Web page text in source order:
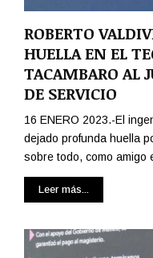
ROBERTO
HUELLA EN EL
TACAMBARO AL
DE SERVICIO
16 ENERO 2023.-El
dejado profunda huella
sobre todo, como amigo
Leer más...